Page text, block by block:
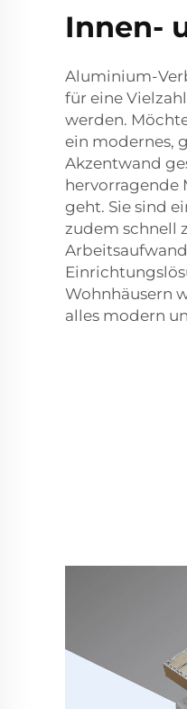
Innen-
Aluminium-
für eine
werden.
ein modernes,
Akzentwand
hervorragende
geht. Sie sind
zudem schnell
Wohnhäusern
alles modern